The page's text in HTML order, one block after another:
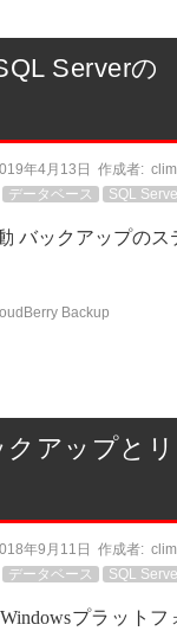
Serverの
年4月13日 作成者:
データベース
SQL
バックアップのス
Backup
アップとリ
年9月11日 作成者:
データベース
SQL
プラットフ